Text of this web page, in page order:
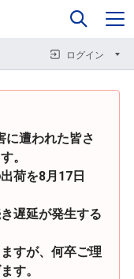
ログイン
0
遭われた皆さ
。
荷を8月17日
遅延が発生する
すが、何卒ご理
す。